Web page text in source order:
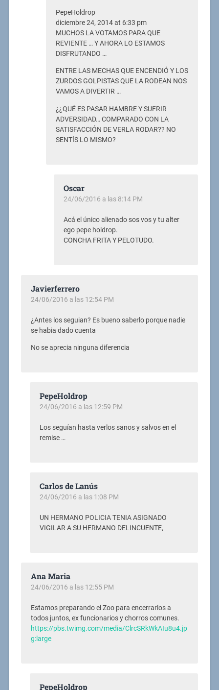
PepeHoldrop
diciembre 24, 2014 at 6:33 pm
MUCHOS LA VOTAMOS PARA QUE
REVIENTE … Y AHORA LO ESTAMOS
DISFRUTANDO …
ENTRE LAS MECHAS QUE ENCENDIÓ Y LOS
ZURDOS GOLPISTAS QUE LA RODEAN NOS
VAMOS A DIVERTIR …
¿¿QUÉ ES PASAR HAMBRE Y SUFRIR
ADVERSIDAD… COMPARADO CON LA
SATISFACCIÓN DE VERLA RODAR?? NO
SENTÍS LO MISMO?
Oscar
24/06/2016 a las 8:14 PM
Acá el único alienado sos vos y tu alter
ego pepe holdrop.
CONCHA FRITA Y PELOTUDO.
Javierferrero
24/06/2016 a las 12:54 PM
¿Antes los seguian? Es bueno saberlo porque nadie
se habia dado cuenta
No se aprecia ninguna diferencia
PepeHoldrop
24/06/2016 a las 12:59 PM
Los seguían hasta verlos sanos y salvos en el
remise …
Carlos de Lanús
24/06/2016 a las 1:08 PM
UN HERMANO POLICIA TENIA ASIGNADO
VIGILAR A SU HERMANO DELINCUENTE,
Ana Maria
24/06/2016 a las 12:55 PM
Estamos preparando el Zoo para encerrarlos a
todos juntos, ex funcionarios y chorros comunes.
https://pbs.twimg.com/media/ClrcSRkWkAIu8u4.jp
g:large
PepeHoldrop